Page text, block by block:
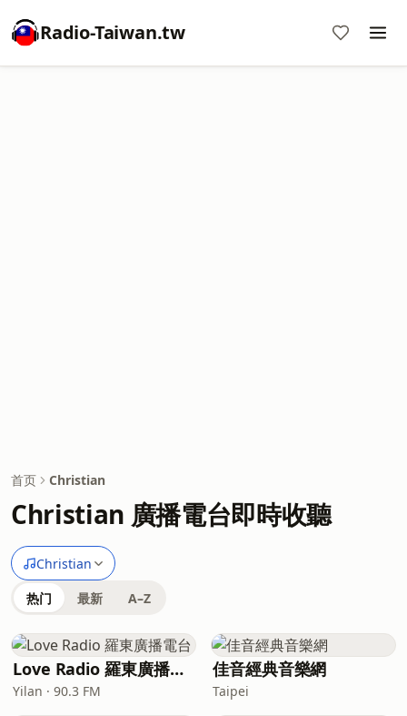
Radio-Taiwan.tw
首页 Christian
Christian 廣播電台即時收聽
Christian
热门 最新 A–Z
Love Radio 羅東廣播電台
Yilan · 90.3 FM
佳音經典音樂網
Taipei